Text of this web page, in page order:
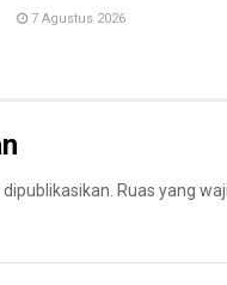
7 Agustus 2026
Ruas yang